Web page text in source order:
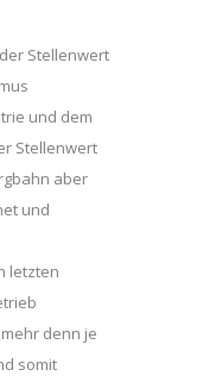
Stellenwert
und dem
Stellenwert
aber
und
letzten
denn je
somit